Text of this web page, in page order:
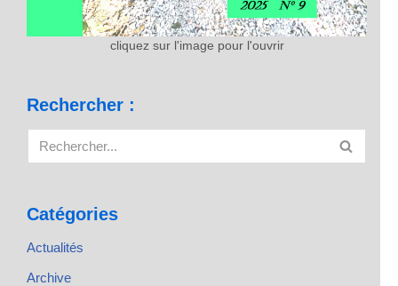
cliquez sur l'image pour l'ouvrir
Rechercher :
Catégories
Actualités
Archive